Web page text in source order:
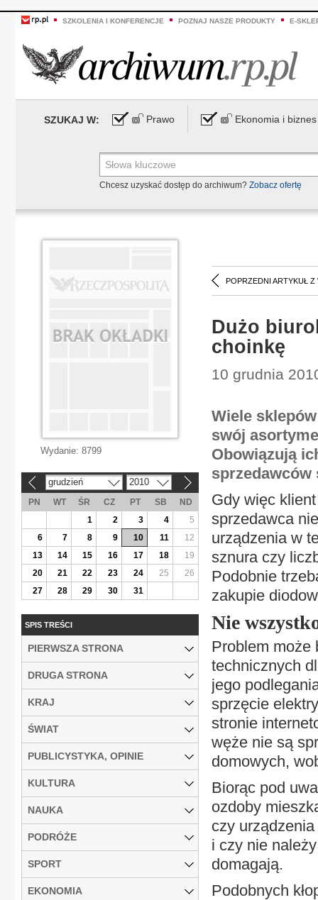
SZKOLENIA I KONFERENCJE POZNAJ NASZE PRODUKTY E-
SZUKAJ W: Prawo Ekonomia i biznes
Chcesz uzyskać dostęp do archiwum? Zobacz ofertę
POPRZEDNI ARTYKUŁ Z
Dużo
choinkę
10 grudnia
Wiele
swój
Obowiązują
sprzedawców
Gdy więc
sprzedawca
urządzenia w
sznura czy
Podobnie
zakupie
Nie
Problem może
technicznych
jego
sprzęcie
stronie
węże nie są
domowych,
Biorąc pod
ozdoby
czy
i czy nie
domagają.
Podobnych
Wydanie: 8799
grudzień 2010
PN WT ŚR CZ PT SB
ND
1
2 3 4
5
6
7 8 9 10 11
12
13
14 15 16 17 18
19
20
21 22 23 24 25
26
27
28 29 30 31
SPIS TREŚCI
PIERWSZA STRONA
DRUGA STRONA
KRAJ
ŚWIAT
PUBLICYSTYKA, OPINIE
KULTURA
NAUKA
PODRÓŻE
SPORT
EKONOMIA